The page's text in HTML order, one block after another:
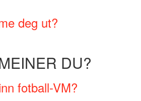
deg ut?
DU?
fotball-VM?